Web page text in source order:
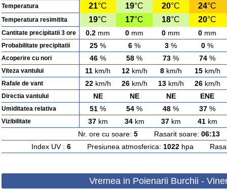
Temperatura 21°C 19°C 20°C 24°C
Temperatura resimitita 19°C 17°C 18°C 20°C
Cantitate precipitatii 3 ore 0.2 mm 0 mm 0 mm 0 mm
Probabilitate precipitatii 25 % 6 % 3 % 0 %
Acoperire cu nori 46 % 58 % 73 % 74 %
Viteza vantului 11 km/h 12km/h 8km/h 15km/h
Rafale de vant 22km/h 26km/h 13km/h 26km/h
Directia vantului NE NE NE ENE
Umiditatea relativa 51 % 54 % 48 % 37 %
Vizibilitate 37km 34km 37km 41km
Nr. ore cu soare: 5Rasarit soare: 06:13
Index UV : 6Presiunea atmosferica: 1022hpa
Vremea in Poienarii Burchii -